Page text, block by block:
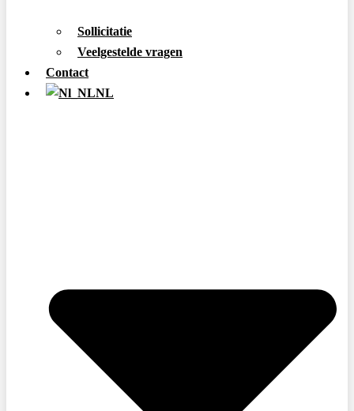
Sollicitatie
Veelgestelde vragen
Contact
NL